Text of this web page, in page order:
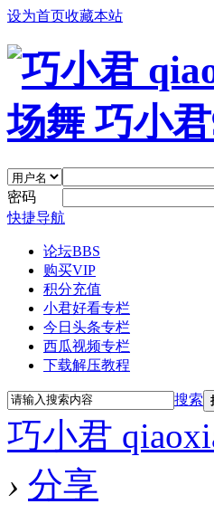
设为首页收藏本站
密码
快捷导航
论坛BBS
购买VIP
积分充值
小君好看专栏
今日头条专栏
西瓜视频专栏
下载解压教程
搜索
巧小君
› 分享